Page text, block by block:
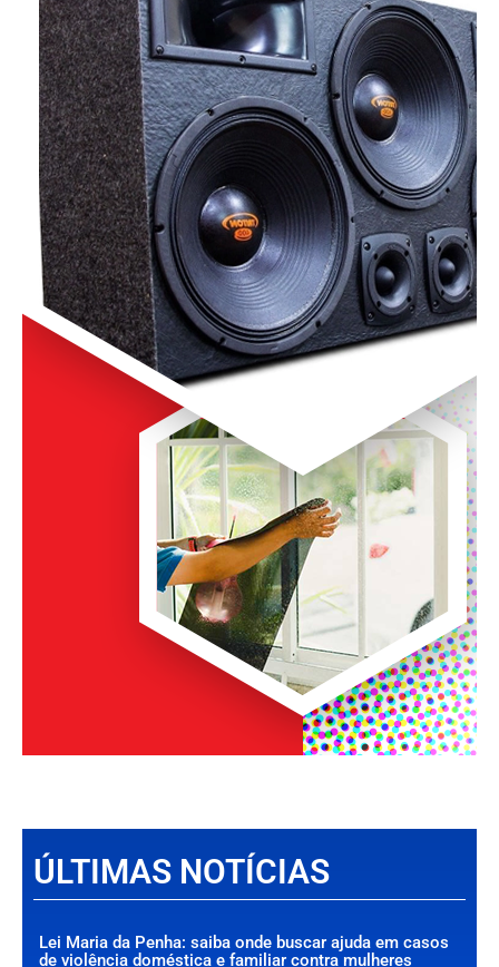
ÚLTIMAS NOTÍCIAS
Lei Maria da Penha: saiba onde buscar ajuda em casos
de violência doméstica e familiar contra mulheres